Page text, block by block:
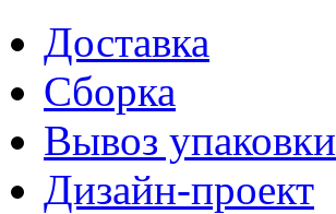
Доставка
Сборка
Вывоз упаковки
Дизайн-проект